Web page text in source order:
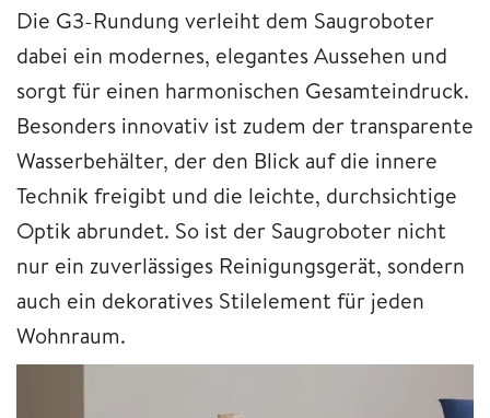
Die G3-Rundung verleiht dem Saugroboter
dabei ein modernes, elegantes Aussehen und
sorgt für einen harmonischen Gesamteindruck.
Besonders innovativ ist zudem der transparente
Wasserbehälter, der den Blick auf die innere
Technik freigibt und die leichte, durchsichtige
Optik abrundet. So ist der Saugroboter nicht
nur ein zuverlässiges Reinigungsgerät, sondern
auch ein dekoratives Stilelement für jeden
Wohnraum.